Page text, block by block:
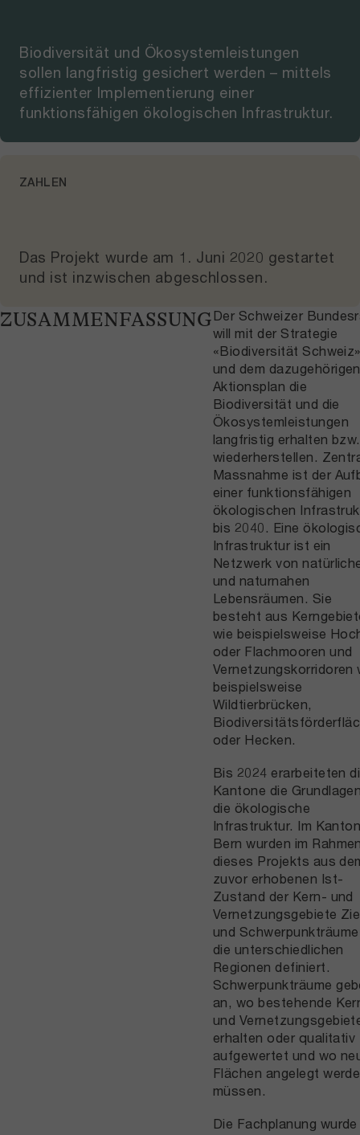
Biodiversität und Ökosystemleistungen
sollen langfristig gesichert werden – mittels
effizienter Implementierung einer
funktionsfähigen ökologischen Infrastruktur.
ZAHLEN
Das Projekt wurde am 1. Juni 2020 gestartet
und ist inzwischen abgeschlossen.
ZUSAMMENFASSUNG Der Schweizer
will mit der Strategie
«Biodiversität Schweiz»
und dem dazugehörigen
Aktionsplan die
Biodiversität und die
Ökosystemleistungen
langfristig erhalten bzw.
wiederherstellen.
Massnahme ist der
einer funktionsfähigen
ökologischen
bis 2040. Eine
Infrastruktur ist ein
Netzwerk von
und naturnahen
Lebensräumen. Sie
besteht aus
wie beispielsweise
oder Flachmooren und
Vernetzungskorridoren
beispielsweise
Wildtierbrücken,
oder Hecken.
Bis 2024 erarbeiteten
Kantone die
die ökologische
Infrastruktur. Im
Bern wurden im
dieses Projekts aus
zuvor erhobenen Ist-
Zustand der Kern- und
Vernetzungsgebiete
und
die unterschiedlichen
Regionen definiert.
Schwerpunkträume
an, wo bestehende
und
erhalten oder qualitativ
aufgewertet und wo
Flächen angelegt
müssen.
Die Fachplanung wurde